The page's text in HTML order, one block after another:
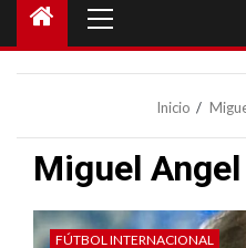
principal
Inicio
Miguel
FÚTBOL INTERNACIONAL